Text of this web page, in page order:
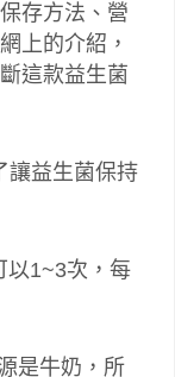
存方法、營
上的介紹，
這款益生菌
讓益生菌保持
以1~3次，每
是牛奶，所